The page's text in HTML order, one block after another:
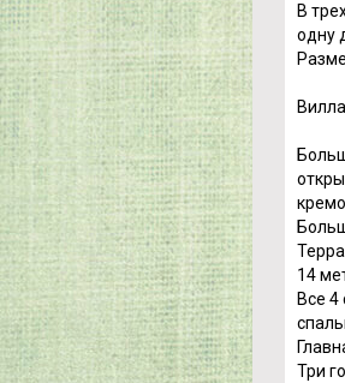
В
одну
14
Все
Три